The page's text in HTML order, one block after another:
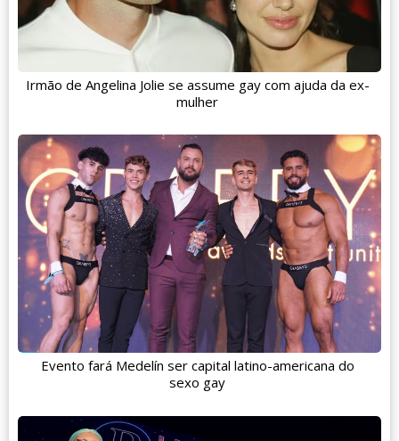
Irmão de Angelina Jolie se assume gay com ajuda da ex-
mulher
Evento fará Medelín ser capital latino-americana do
sexo gay